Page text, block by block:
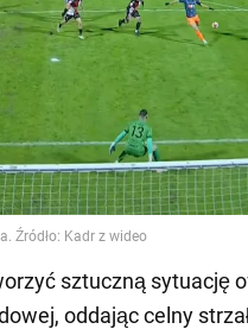
sztuczną sytuację
oddając celny